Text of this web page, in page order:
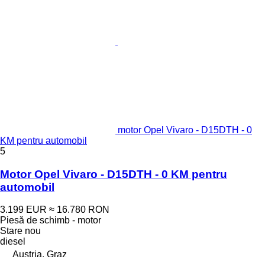
motor Opel Vivaro - D15DTH - 0
KM pentru automobil
5
Motor Opel Vivaro - D15DTH - 0 KM pentru
automobil
3.199 EUR ≈ 16.780 RON
Piesă de schimb - motor
Stare nou
diesel
Austria, Graz